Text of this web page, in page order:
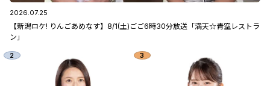
2026.07.25
【新潟ロケ! りんごあめなす】8/1(土)ごご6時30分放送「満天☆青空レストラ
ン」